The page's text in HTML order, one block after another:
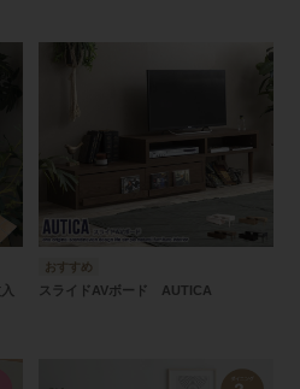
スライドAVボード AUTICA